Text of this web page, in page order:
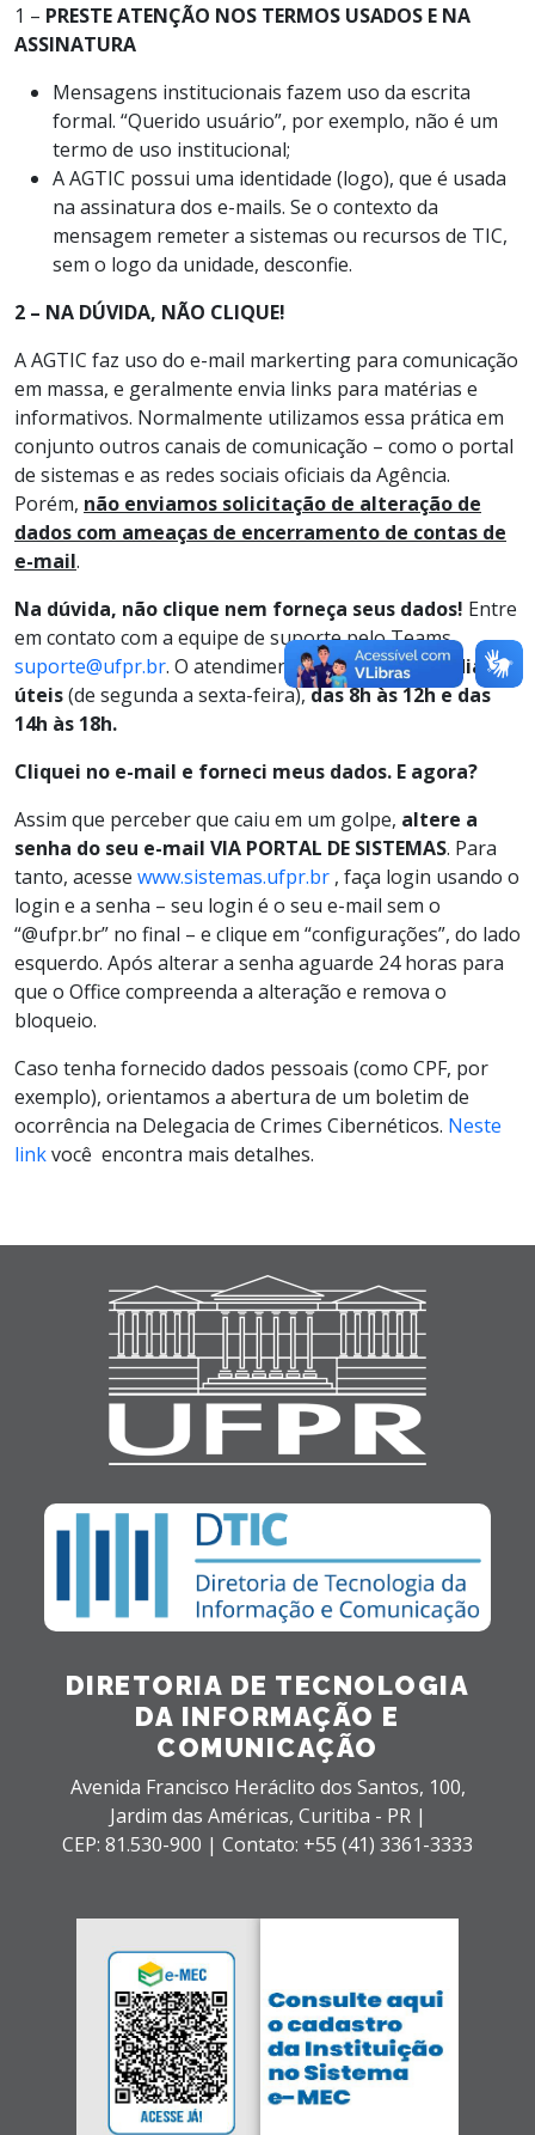
1 – PRESTE ATENÇÃO NOS TERMOS USADOS E NA
ASSINATURA
Mensagens institucionais fazem uso da escrita
formal. “Querido usuário”, por exemplo, não é um
termo de uso institucional;
A AGTIC possui uma identidade (logo), que é usada
na assinatura dos e-mails. Se o contexto da
mensagem remeter a sistemas ou recursos de TIC,
sem o logo da unidade, desconfie.
2 – NA DÚVIDA, NÃO CLIQUE!
A AGTIC faz uso do e-mail markerting para comunicação
em massa, e geralmente envia links para matérias e
informativos. Normalmente utilizamos essa prática em
conjunto outros canais de comunicação – como o portal
de sistemas e as redes sociais oficiais da Agência.
Porém, não enviamos solicitação de alteração de
dados com ameaças de encerramento de contas de
e-mail.
Na dúvida, não clique nem forneça seus dados! Entre
em contato com a equipe de suporte pelo Teams
suporte@ufpr.br. O atendimento é realizadonos dias
úteis(de segunda a sexta-feira),das 8h às 12h e das
14h às 18h.
Cliquei no e-mail e forneci meus dados. E agora?
Assim que perceber que caiu em um golpe, altere a
senha do seu e-mail VIA PORTAL DE SISTEMAS. Para
tanto, acesse www.sistemas.ufpr.br , faça login usando o
login e a senha – seu login é o seu e-mail sem o
“@ufpr.br” no final – e clique em “configurações”, do lado
esquerdo. Após alterar a senha aguarde 24 horas para
que o Office compreenda a alteração e remova o
bloqueio.
Caso tenha fornecido dados pessoais (como CPF, por
exemplo), orientamos a abertura de um boletim de
ocorrência na Delegacia de Crimes Cibernéticos. Neste
linkvocê encontra mais detalhes.
DIRETORIA DE TECNOLOGIA
DA INFORMAÇÃO E
COMUNICAÇÃO
Avenida Francisco Heráclito dos Santos, 100,
Jardim das Américas, Curitiba - PR |
CEP: 81.530-900 | Contato: +55 (41) 3361-3333